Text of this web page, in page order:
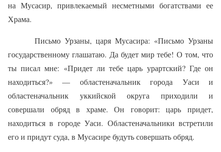
на Мусасир, привлекаемый несметными богатствами ее
Храма.
Письмо Урзаны, царя Мусасира: «Письмо Урзаны
государственному глашатаю. Да будет мир тебе! О том, что
ты писал мне: «Придет ли тебе царь урартский? Где он
находиться?» — областеначальник города Уаси и
областеначальник уккийской округа приходили и
совершали обряд в храме. Он говорит: царь придет,
находиться в городе Уаси. Областеначальники встретили
его и придут суда, в Мусасире будуть совершать обряд.